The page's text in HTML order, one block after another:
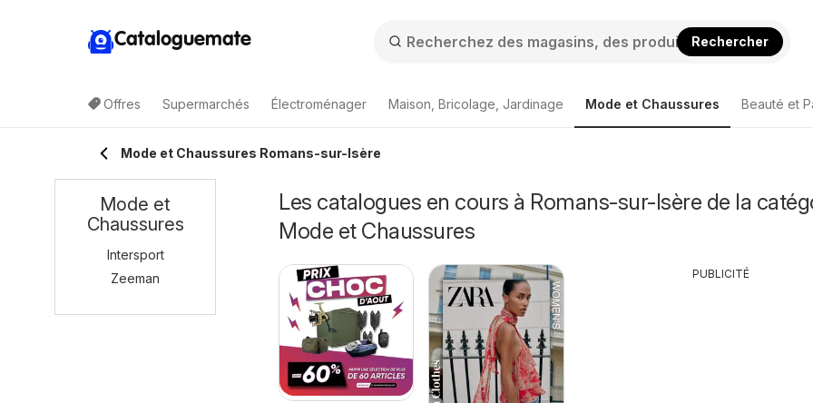
Cataloguemate Rechercher
Offres Supermarchés Électroménager Maison, Bricolage, Jardinage Mode et Chaussures Beauté et
Mode et Chaussures Romans-sur-Isère
Les catalogues en cours à Romans-sur-Isère de la
Mode et Chaussures
PUBLICITÉ
Mode et
Chaussures
Intersport
Zeeman